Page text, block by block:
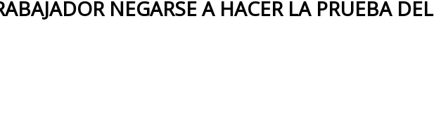
NEGARSE A HACER LA PRUEBA DEL